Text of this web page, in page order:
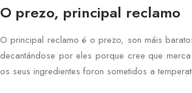
O prezo, principal reclamo
O principal reclamo é o prezo, son máis
decantándose por eles porque cree que
os seus ingredientes foron sometidos a